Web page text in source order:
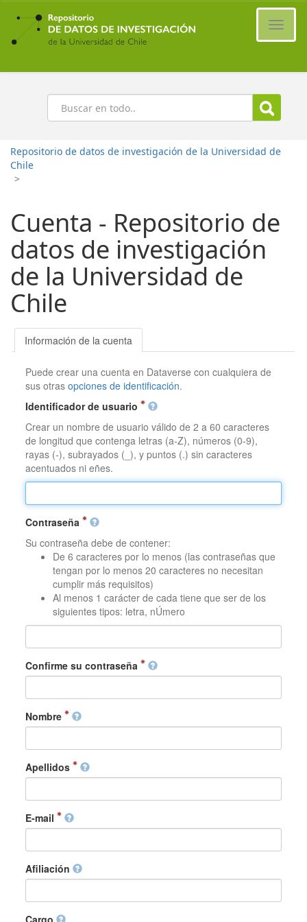
Ir
contenido
principal
Buscar
Repositorio de datos de investigación de la Universidad de
Chile
>
Cuenta - Repositorio de
datos de investigación
de la Universidad de
Chile
Información de la cuenta
Puede crear una cuenta en Dataverse con cualquiera de
sus otrasopciones de identificación.
Identificador de usuario
Crear un nombre de usuario válido de 2 a 60 caracteres
de longitud que contenga letras (a-Z), números (0-9),
rayas (-), subrayados (_), y puntos (.) sin caracteres
acentuados ni eñes.
Contraseña
Su contraseña debe de contener:
De 6 caracteres por lo menos (las contraseñas que
tengan por lo menos 20 caracteres no necesitan
cumplir más requisitos)
Al menos 1 carácter de cada tiene que ser de los
siguientes tipos: letra, nÚmero
Confirme su contraseña
Nombre
Apellidos
E-mail
Afiliación
Cargo